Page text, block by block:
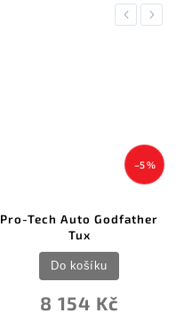
Previous
–5 %
Pro-Tech Auto Godfather
Tux
8 154 Kč
Do košíku
Next